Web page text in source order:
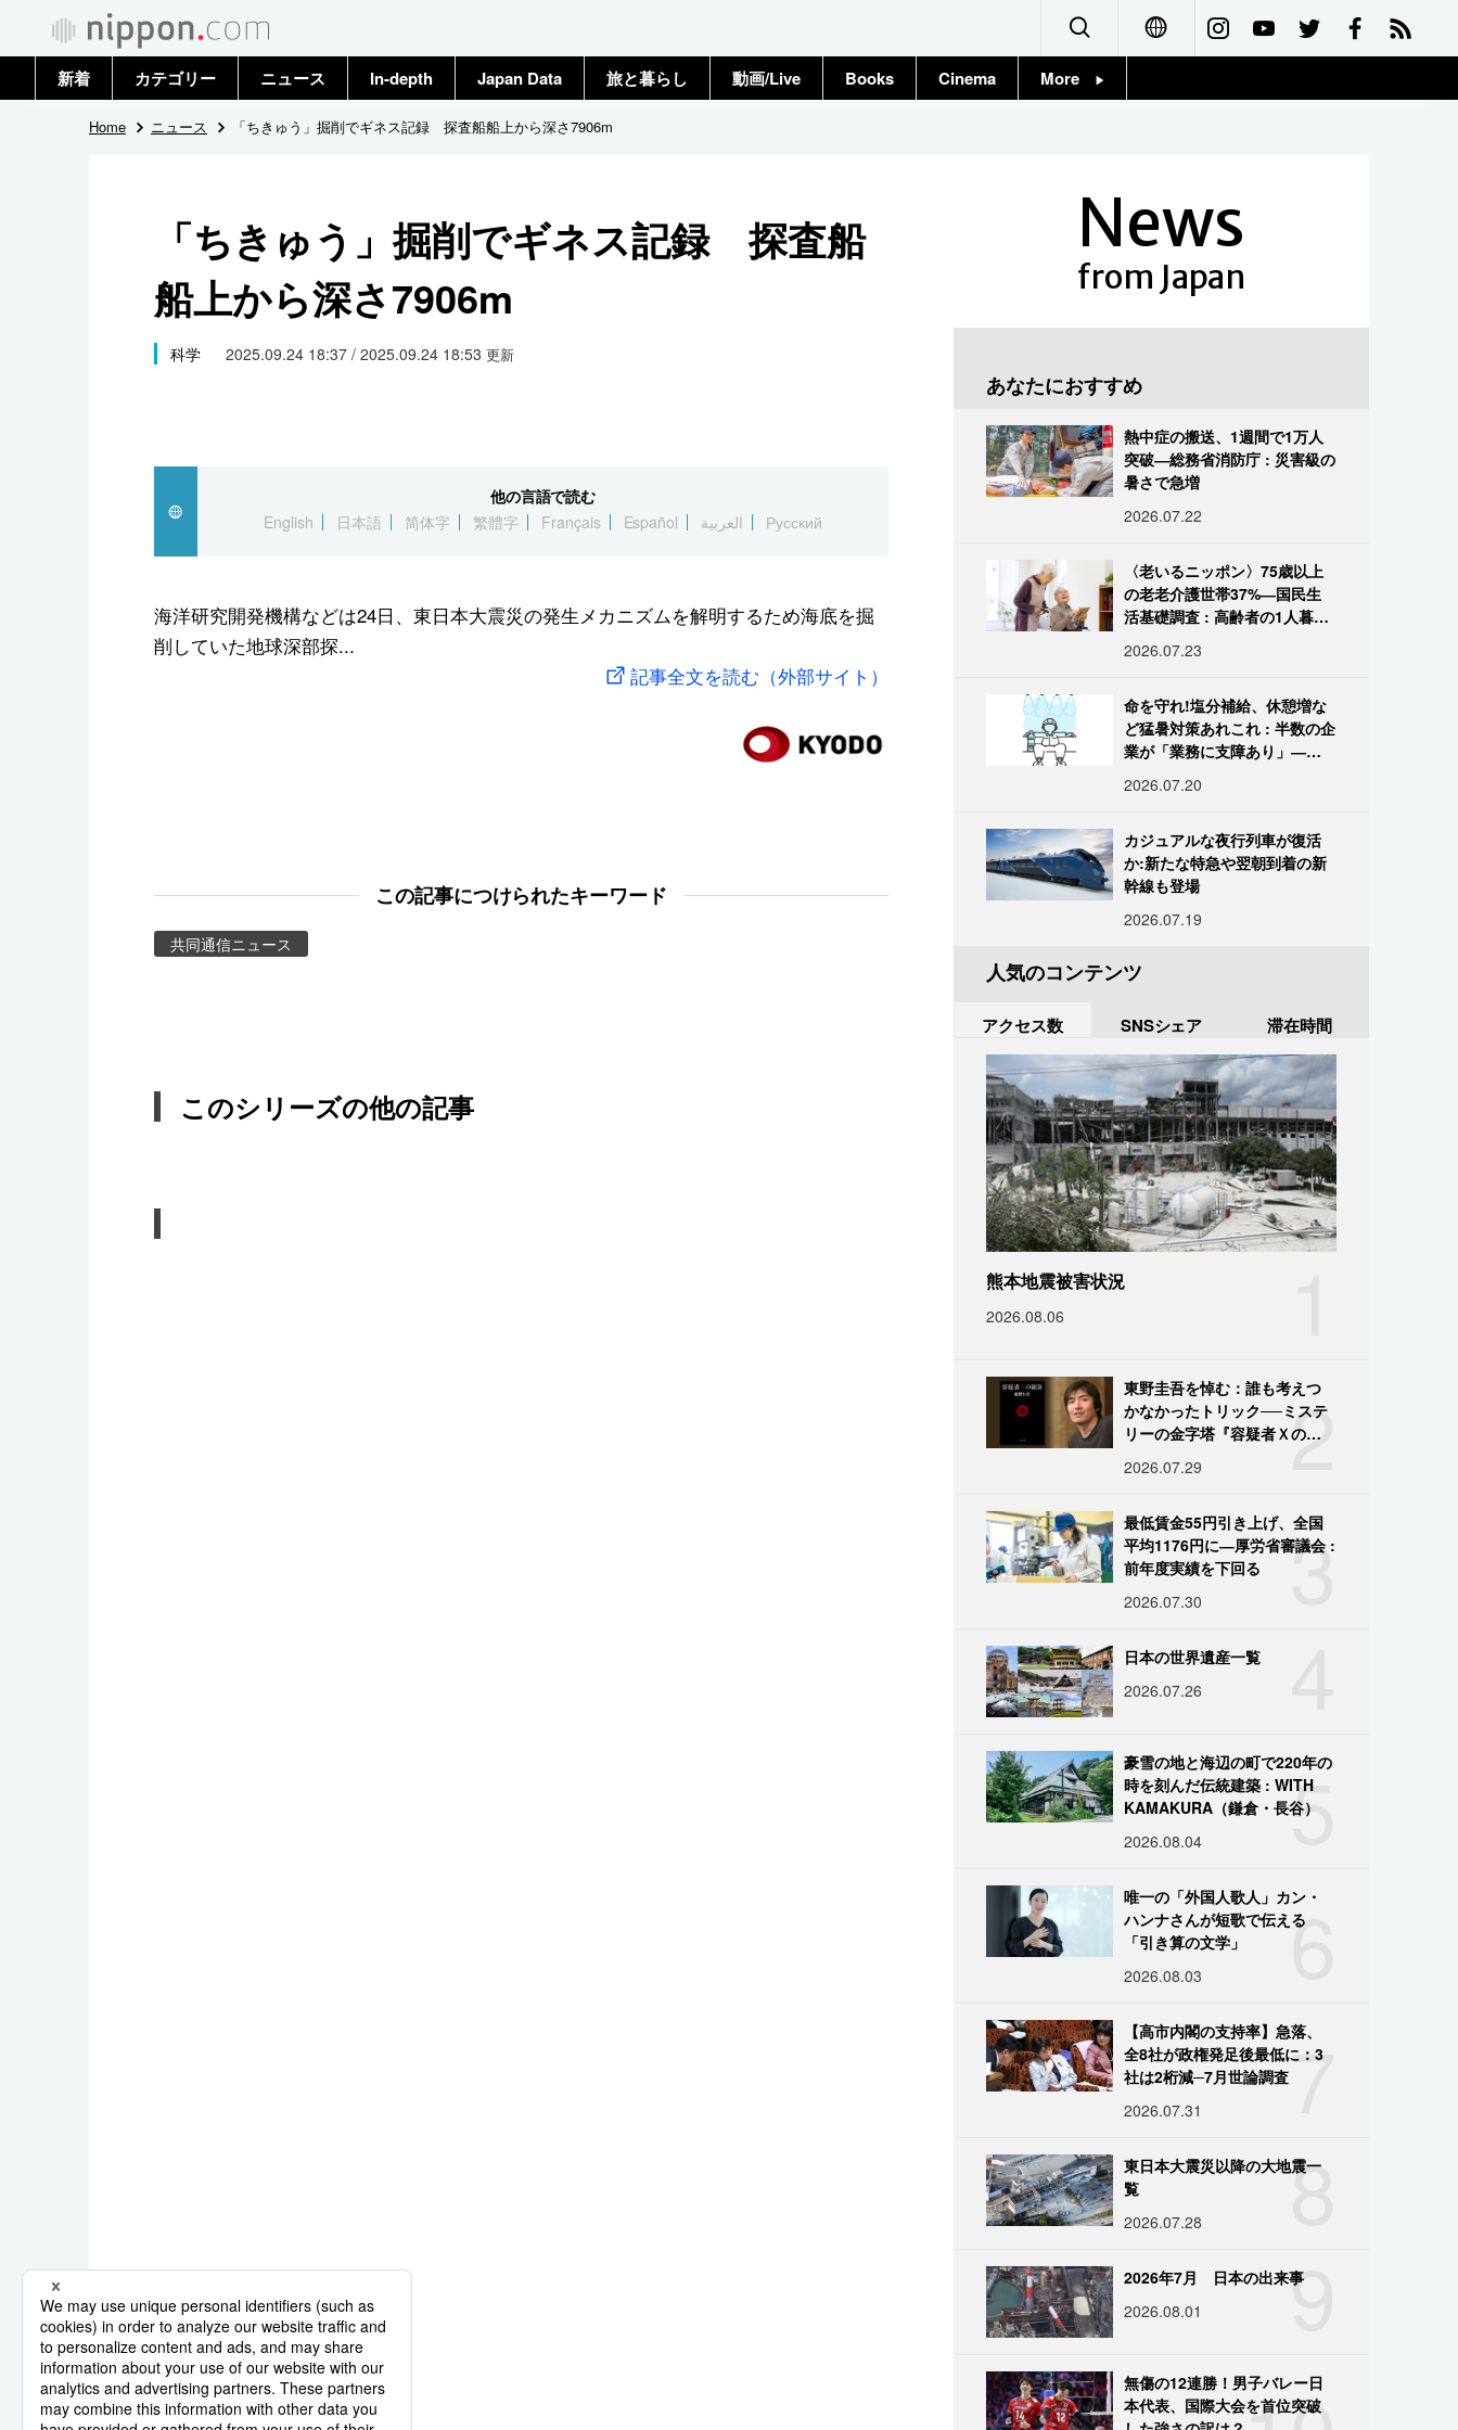
Français
新着 カテゴリー
政治・外交
社会
文化
スポーツ・東京2020
ニュース
トップ
In-depth Japan Data 旅と暮らし 動画/Live Books Cinema More
Home ニュース 「ちきゅう」掘削でギネス記録 探査船船上から深さ7906m
「ちきゅう」掘削でギネス記録 探査船
船上から深さ7906m
科学 2025.09.24 18:37 / 2025.09.24 18:53 更新
他の言語で読む
English
日本語 简体字 繁體字 Français Español العربية Русский
海洋研究開発機構などは24日、東日本大震災の発生メカニズムを解明するため海底を掘
削していた地球深部探...
記事全文を読む（外部サイト）
この記事につけられたキーワード
共同通信ニュース
このシリーズの他の記事
News
from Japan
あなたにおすすめ
熱中症の搬送、1週間で1万人
突破―総務省消防庁 : 災害級の
暑さで急増
2026.07.22
〈老いるニッポン〉75歳以上
の老老介護世帯37%―国民生
活基礎調査 : 高齢者の1人暮ら
2026.07.23
命を守れ!塩分補給、休憩増な
ど猛暑対策あれこれ : 半数の企
業が「業務に支障あり」―帝
2026.07.20
カジュアルな夜行列車が復活
か:新たな特急や翌朝到着の新
幹線も登場
2026.07.19
人気のコンテンツ
アクセス数 SNSシェア 滞在時間
熊本地震被害状況
2026.08.06
2
東野圭吾を悼む：誰も考えつ
かなかったトリック──ミステ
リーの金字塔『容疑者Ｘの献
2026.07.29
3
最低賃金55円引き上げ、全国
平均1176円に―厚労省審議会 :
前年度実績を下回る
2026.07.30
日本の世界遺産一覧
2026.07.26
5
豪雪の地と海辺の町で220年の
時を刻んだ伝統建築 : WITH
KAMAKURA（鎌倉・長谷）
2026.08.04
6
唯一の「外国人歌人」カン・
ハンナさんが短歌で伝える
「引き算の文学」
2026.08.03
7
【高市内閣の支持率】急落、
全8社が政権発足後最低に：3
社は2桁減─7月世論調査
2026.07.31
8
東日本大震災以降の大地震一
覧
2026.07.28
9
2026年7月 日本の出来事
2026.08.01
無傷の12連勝！男子バレー日
本代表、国際大会を首位突破